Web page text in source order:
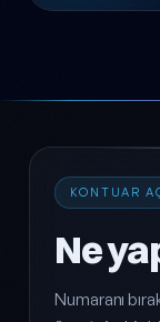
KONTUAR
Ne
Numaranı